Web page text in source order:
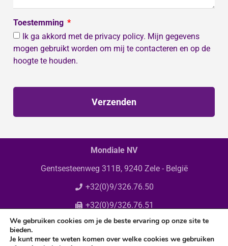
Toestemming
Ik ga akkord met de privacy policy. Mijn gegevens
mogen gebruikt worden om mij te contacteren en op de
hoogte te houden.
Verzenden
Mondiale NV
Gentsesteenweg 311B, 9240 Zele - België
+32(0)9/326.76.50
+32(0)9/326.76.51
info@mondiale.be
We gebruiken cookies om je de beste ervaring op onze site te
bieden.
Je kunt meer te weten komen over welke cookies we gebruiken